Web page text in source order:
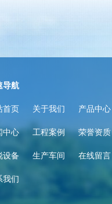
导航
首页 关于我们 产品中心
中心 工程案例 荣誉资质
设备 生产车间 在线留言
我们